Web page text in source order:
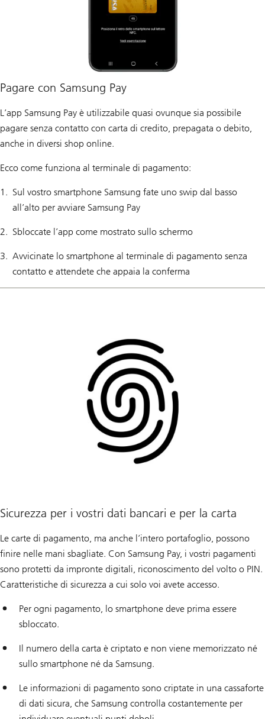
Pagare con Samsung Pay
L’app Samsung Pay è utilizzabile quasi ovunque sia possibile
pagare senza contatto con carta di credito, prepagata o debito,
anche in diversi shop online.
Ecco come funziona al terminale di pagamento:
Sul vostro smartphone Samsung fate uno swip dal basso
all’alto per avviare Samsung Pay
Sbloccate l’app come mostrato sullo schermo
Avvicinate lo smartphone al terminale di pagamento senza
contatto e attendete che appaia la conferma
Sicurezza per i vostri dati bancari e per la carta
Le carte di pagamento, ma anche l’intero portafoglio, possono
finire nelle mani sbagliate. Con Samsung Pay, i vostri pagamenti
sono protetti da impronte digitali, riconoscimento del volto o PIN.
Caratteristiche di sicurezza a cui solo voi avete accesso.
Per ogni pagamento, lo smartphone deve prima essere
sbloccato.
Il numero della carta è criptato e non viene memorizzato né
sullo smartphone né da Samsung.
Le informazioni di pagamento sono criptate in una cassaforte
di dati sicura, che Samsung controlla costantemente per